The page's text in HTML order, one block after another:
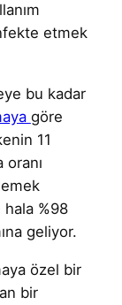
etmek
bu kadar
göre
11
oranı
%98
geliyor.
özel bir
bir